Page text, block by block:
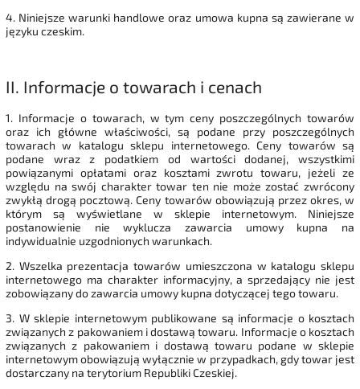
4. Niniejsze warunki handlowe oraz umowa kupna są zawierane w
języku czeskim.
II. Informacje o towarach i cenach
1. Informacje o towarach, w tym ceny poszczególnych towarów
oraz ich główne właściwości, są podane przy poszczególnych
towarach w katalogu sklepu internetowego. Ceny towarów są
podane wraz z podatkiem od wartości dodanej, wszystkimi
powiązanymi opłatami oraz kosztami zwrotu towaru, jeżeli ze
względu na swój charakter towar ten nie może zostać zwrócony
zwykłą drogą pocztową. Ceny towarów obowiązują przez okres, w
którym są wyświetlane w sklepie internetowym. Niniejsze
postanowienie nie wyklucza zawarcia umowy kupna na
indywidualnie uzgodnionych warunkach.
2. Wszelka prezentacja towarów umieszczona w katalogu sklepu
internetowego ma charakter informacyjny, a sprzedający nie jest
zobowiązany do zawarcia umowy kupna dotyczącej tego towaru.
3. W sklepie internetowym publikowane są informacje o kosztach
związanych z pakowaniem i dostawą towaru. Informacje o kosztach
związanych z pakowaniem i dostawą towaru podane w sklepie
internetowym obowiązują wyłącznie w przypadkach, gdy towar jest
dostarczany na terytorium Republiki Czeskiej.